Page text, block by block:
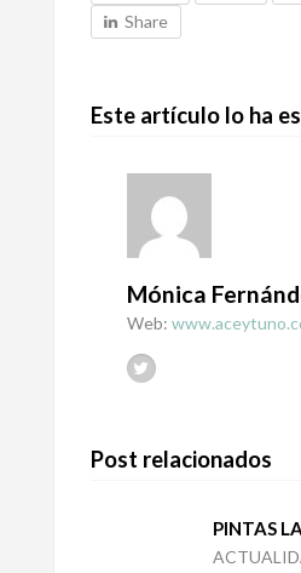
Share
Este artículo lo ha
Mónica
Web:
Post relacionados
PINTAS